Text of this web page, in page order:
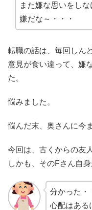
また嫌な思いをし
嫌だな～・・・
転職の話は、毎回しんど
意見が食い違って、嫌
た。
悩みました。
悩んだ末、奥さんに今
今回は、古くからの友
しかも、そのFさん自
分かった・
心配はある